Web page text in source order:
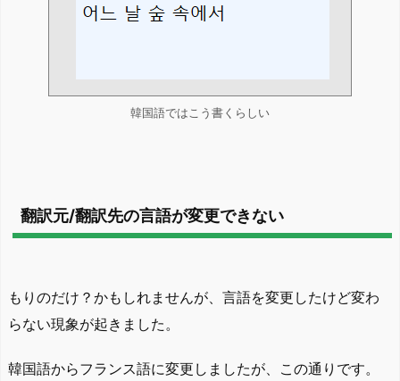
韓国語ではこう書くらしい
翻訳元/翻訳先の言語が変更できない
もりのだけ？かもしれませんが、言語を変更したけど変わ
らない現象が起きました。
韓国語からフランス語に変更しましたが、この通りです。